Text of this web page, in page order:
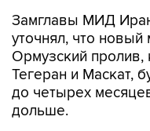
Замглавы МИД
уточнял, что новый
Ормузский
Тегеран и Маскат,
до четырех
дольше.